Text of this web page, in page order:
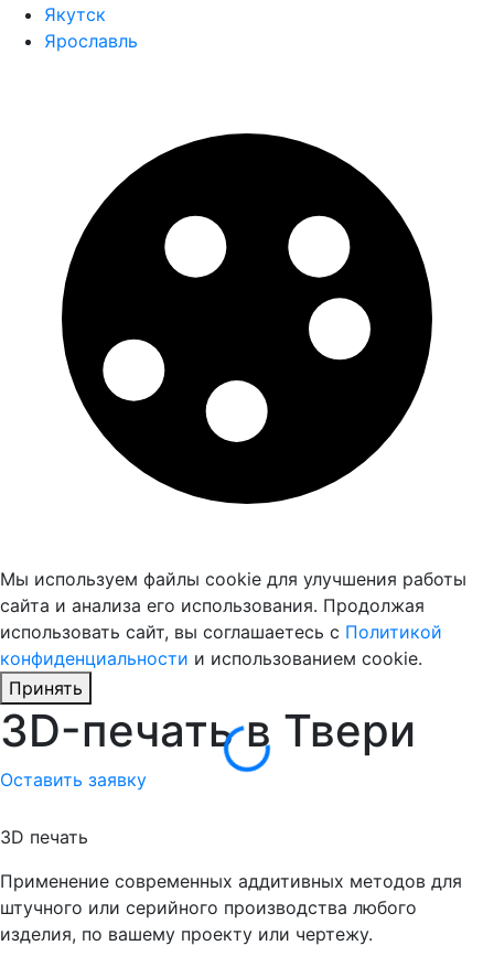
Якутск
Ярославль
Мы используем файлы cookie для улучшения работы
сайта и анализа его использования. Продолжая
использовать сайт, вы соглашаетесь с Политикой
конфиденциальности и использованием cookie.
Принять
3D-печать в Твери
Оставить заявку
3D печать
Применение современных аддитивных методов для
штучного или серийного производства любого
изделия, по вашему проекту или чертежу.